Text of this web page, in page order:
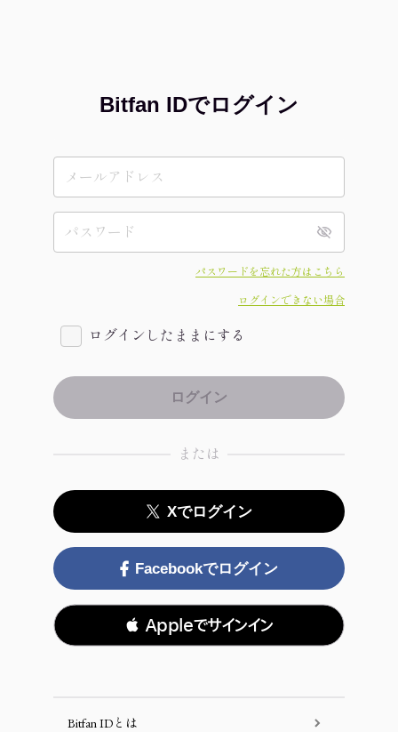
Bitfan IDでログイン
パスワードを忘れた方はこちら
ログインできない場合
ログインしたままにする
または
Xでログイン
Facebookでログイン
 Appleでサインイン
Bitfan IDとは